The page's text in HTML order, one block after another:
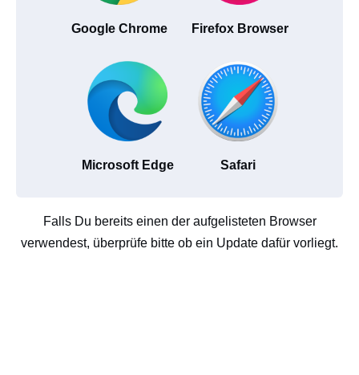
Google Chrome Firefox Browser
Microsoft Edge Safari
Falls Du bereits einen der aufgelisteten Browser
verwendest, überprüfe bitte ob ein Update dafür vorliegt.